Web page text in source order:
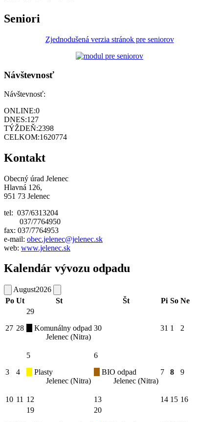
Seniori
Zjednodušená verzia stránok pre seniorov
Návštevnosť
Návštevnosť:
ONLINE:0
DNES:127
TÝŽDEŇ:2398
CELKOM:1620774
Kontakt
Obecný úrad Jelenec
Hlavná 126,
951 73 Jelenec
tel: 037/6313204
037/7764950
fax: 037/7764953
e-mail: obec.jelenec@jelenec.sk
web: www.jelenec.sk
Kalendár vývozu odpadu
August2026
Po Ut St Št Pi So Ne
27 28
29
Komunálny odpad
Jelenec (Nitra)
30 31 1 2
3 4
5
Plasty
Jelenec (Nitra)
6
BIO odpad
Jelenec (Nitra)
7 8 9
10 11 12 13 14 15 16
19
20